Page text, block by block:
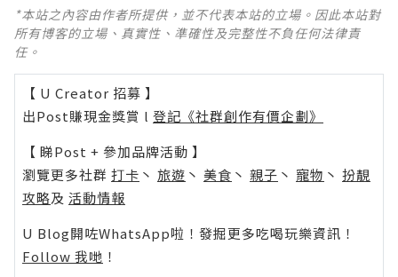
*本站之內容由作者所提供，並不代表本站的立場。因此本站對
所有博客的立場、真實性、準確性及完整性不負任何法律責
任。
【 U Creator 招募 】
出Post賺現金獎賞 l 登記《社群創作有價企劃》
【 睇Post + 參加品牌活動 】
瀏覽更多社群 打卡 丶 旅遊 丶 美食 丶 親子 丶 寵物 丶 扮靚
攻略及 活動情報
U Blog開咗WhatsApp啦！發掘更多吃喝玩樂資訊！
Follow 我哋 ！